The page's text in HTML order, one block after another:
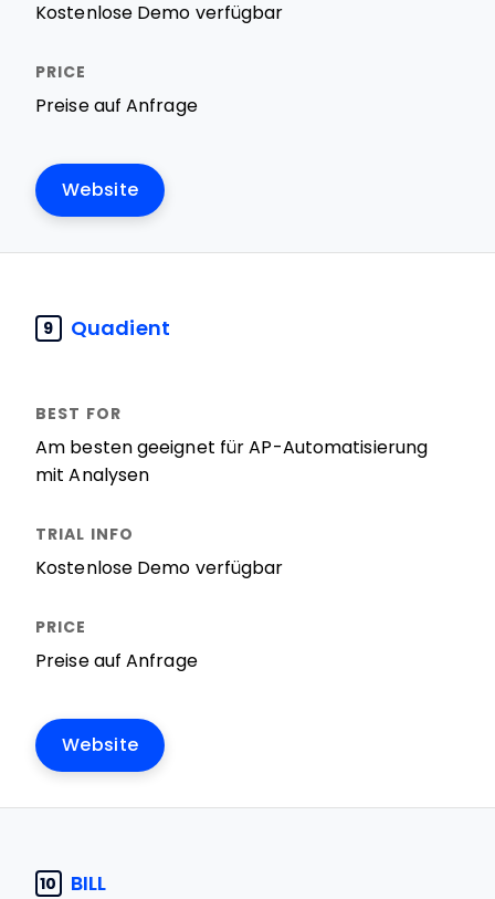
Kostenlose Demo verfügbar
Preise auf Anfrage
Website
9 Quadient
Am besten geeignet für AP-Automatisierung
mit Analysen
Kostenlose Demo verfügbar
Preise auf Anfrage
Website
10 BILL